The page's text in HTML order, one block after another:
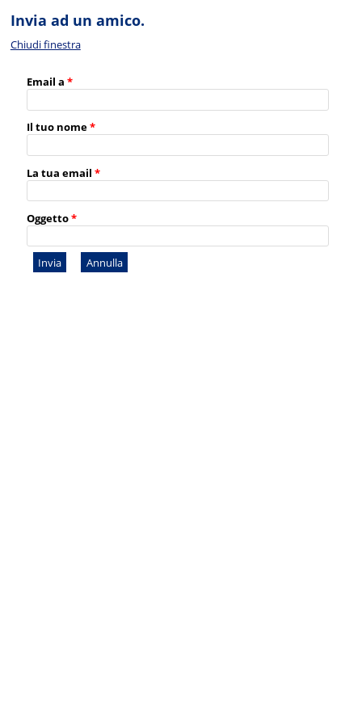
Invia ad un amico.
Chiudi finestra
Email a *
Il tuo nome*
La tua email *
Oggetto*
Invia Annulla